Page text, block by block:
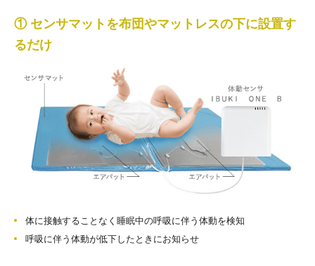
① センサマットを布団やマットレスの下に設置す
るだけ
体に接触することなく睡眠中の呼吸に伴う体動を検知
呼吸に伴う体動が低下したときにお知らせ